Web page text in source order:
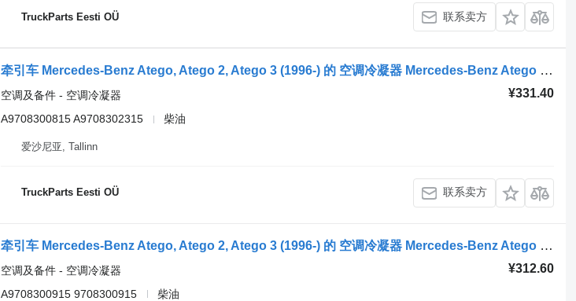
TruckParts Eesti OÜ 联系卖方
牵引车 Mercedes-Benz Atego, Atego 2, Atego 3 (1996-) 的 空调冷凝器 Mercedes-Benz Atego 2 1524 (01.04-) A9708300815
¥331.40
空调及备件 - 空调冷凝器
A9708300815 A9708302315
柴油
爱沙尼亚, Tallinn
TruckParts Eesti OÜ 联系卖方
牵引车 Mercedes-Benz Atego, Atego 2, Atego 3 (1996-) 的 空调冷凝器 Mercedes-Benz Atego 2 1524 (01.04-) A9708300915
¥312.60
空调及备件 - 空调冷凝器
A9708300915 9708300915
柴油